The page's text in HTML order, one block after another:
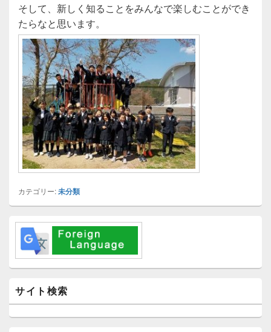
そして、新しく知ることをみんなで楽しむことができ
たらなと思います。
カテゴリー:未分類
メ
イ
ウ
ィ
サイト検索